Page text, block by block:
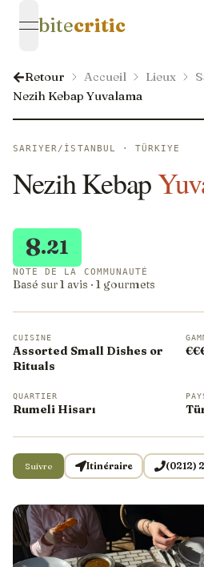
open navigation menu
bitecritic
Retour Accueil Lieux
Nezih Kebap Yuvalama
SARIYER/İSTANBUL · TÜRKIYE
Nezih Kebap
8.21
NOTE DE LA COMMUNAUTÉ
Basé sur 1 avis · 1 gourmets
CUISINE
Assorted Small Dishes or
Rituals
QUARTIER
Rumeli Hisarı
Suivre Itinéraire (0212)